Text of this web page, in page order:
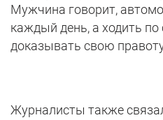
Мужчина говорит,
каждый день, а ходить
доказывать свою
Журналисты также